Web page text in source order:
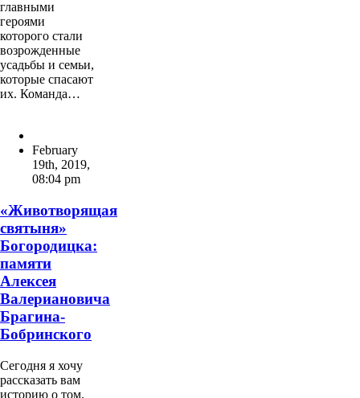
главными
героями
которого стали
возрожденные
усадьбы и семьи,
которые спасают
их. Команда…
February
19th, 2019,
08:04 pm
«Животворящая
святыня»
Богородицка:
памяти
Алексея
Валериановича
Брагина-
Бобринского
Сегодня я хочу
рассказать вам
историю о том,